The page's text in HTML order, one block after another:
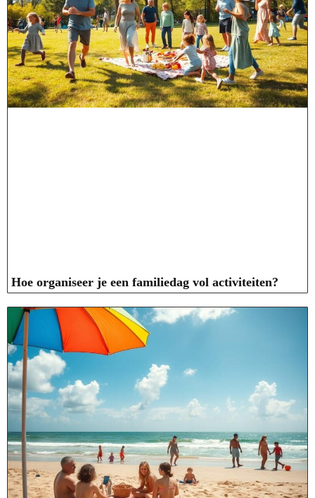
Hoe organiseer je een familiedag vol activiteiten?